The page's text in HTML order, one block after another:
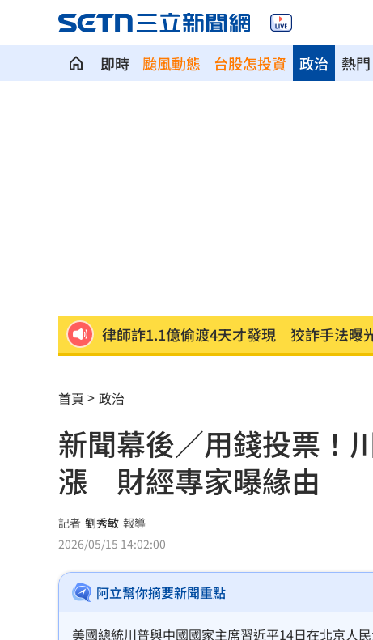
即時 颱風動態 台股怎投資 熱門
政治
律師詐1.1億偷渡4天才發現 狡詐手法曝
鄭怡靜輸宿敵王藝迪 橫濱冠軍戰止步16強
家具行名片夾5百放機車 老闆：不是我放的
衣服吸汗臭爆！內行揭密：夏天別穿2材質
睡得久等於睡得好？醫揭真相：錯誤迷思
男星兩度罹白血病 淚喊：老天要我放棄
搶攻美方大單！柯志恩率高雄業者對接
男星突破極限 秀服遭丟披粉紅垃圾袋登
首頁 政治
新聞幕後／用錢投票！
漲 財經專家曝緣由
記者 劉秀敏 報導
2026/05/15 14:02:00
阿立幫你摘要新聞重點
美國總統川普與中國國家主席習近平14日在北京人